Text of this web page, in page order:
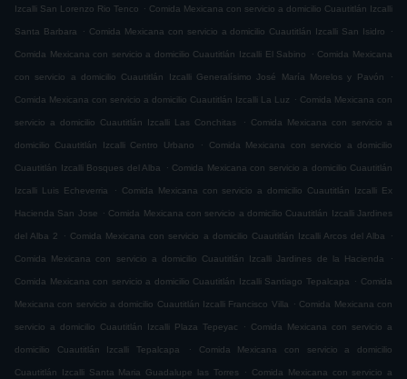
Izcalli San Lorenzo Rio Tenco . Comida Mexicana con servicio a domicilio Cuautitlán Izcalli
Santa Barbara . Comida Mexicana con servicio a domicilio Cuautitlán Izcalli San Isidro .
Comida Mexicana con servicio a domicilio Cuautitlán Izcalli El Sabino . Comida Mexicana
con servicio a domicilio Cuautitlán Izcalli Generalísimo José María Morelos y Pavón .
Comida Mexicana con servicio a domicilio Cuautitlán Izcalli La Luz . Comida Mexicana con
servicio a domicilio Cuautitlán Izcalli Las Conchitas . Comida Mexicana con servicio a
domicilio Cuautitlán Izcalli Centro Urbano . Comida Mexicana con servicio a domicilio
Cuautitlán Izcalli Bosques del Alba . Comida Mexicana con servicio a domicilio Cuautitlán
Izcalli Luis Echeverria . Comida Mexicana con servicio a domicilio Cuautitlán Izcalli Ex
Hacienda San Jose . Comida Mexicana con servicio a domicilio Cuautitlán Izcalli Jardines
del Alba 2 . Comida Mexicana con servicio a domicilio Cuautitlán Izcalli Arcos del Alba .
Comida Mexicana con servicio a domicilio Cuautitlán Izcalli Jardines de la Hacienda .
Comida Mexicana con servicio a domicilio Cuautitlán Izcalli Santiago Tepalcapa . Comida
Mexicana con servicio a domicilio Cuautitlán Izcalli Francisco Villa . Comida Mexicana con
servicio a domicilio Cuautitlán Izcalli Plaza Tepeyac . Comida Mexicana con servicio a
domicilio Cuautitlán Izcalli Tepalcapa . Comida Mexicana con servicio a domicilio
Cuautitlán Izcalli Santa Maria Guadalupe las Torres . Comida Mexicana con servicio a